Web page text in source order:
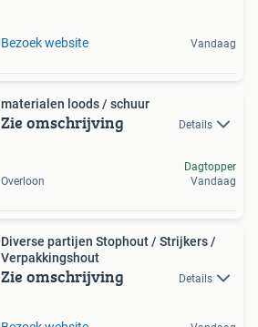
Bezoek website Vandaag
materialen loods / schuur
Zie omschrijving Details
Overloon
Dagtopper
Vandaag
Diverse partijen Stophout / Strijkers /
Verpakkingshout
Zie omschrijving Details